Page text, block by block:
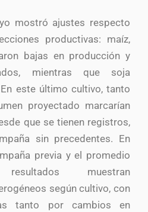
mostró ajustes respecto
productivas: maíz,
bajas en producción y
mientras que soja
este último cultivo, tanto
proyectado marcarían
que se tienen registros,
sin precedentes. En
previa y el promedio
muestran
según cultivo, con
tanto por cambios en